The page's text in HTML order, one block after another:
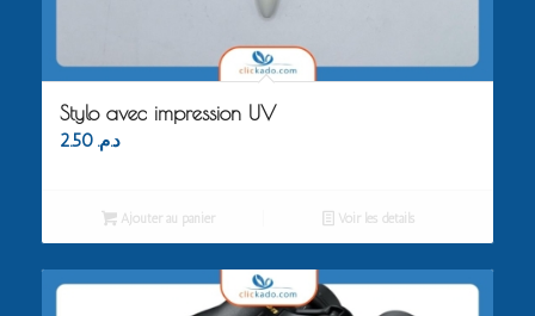
Stylo avec impression UV
د.م. 2.50
Ajouter au panier Voir les détails